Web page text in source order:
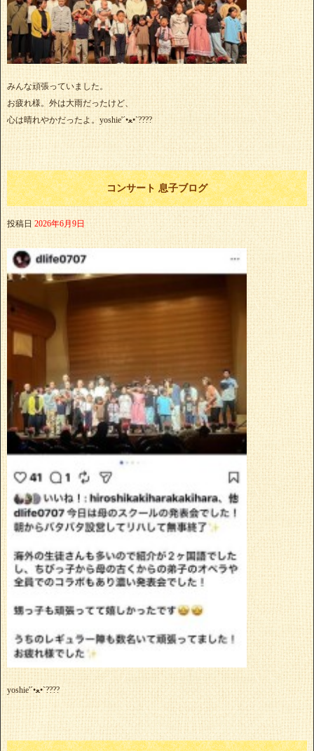
みんな頑張っていました。
お疲れ様。外は大雨だったけど、
心は晴れやかだったよ。yoshie'‎´•ﻌ•`????
コンサート 息子ブログ
投稿日 2026年6月9日
yoshie'‎´•ﻌ•`????